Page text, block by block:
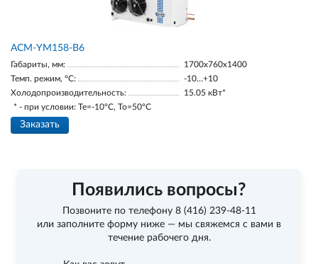
АСМ-YM158-В6
Габариты, мм:
1700х760х1400
Темп. режим, °С:
-10…+10
Холодопроизводительность:
15.05 кВт*
* - при условии: Te=-10ºC, To=50ºC
Заказать
Появились вопросы?
Позвоните по телефону 8 (416) 239-48-11
или заполните форму ниже — мы свяжемся с вами в
течение рабочего дня.